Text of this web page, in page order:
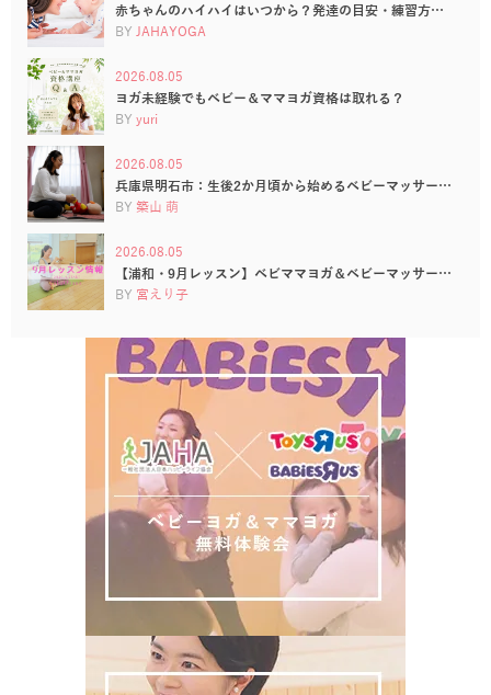
赤ちゃんのハイハイはいつから？発達の目安・練習方…
BY JAHAYOGA
2026.08.05
ヨガ未経験でもベビー＆ママヨガ資格は取れる？
BY yuri
2026.08.05
兵庫県明石市：生後2か月頃から始めるベビーマッサー…
BY 築山 萌
2026.08.05
【浦和・9月レッスン】ベビママヨガ＆ベビーマッサー…
BY 宮えり子